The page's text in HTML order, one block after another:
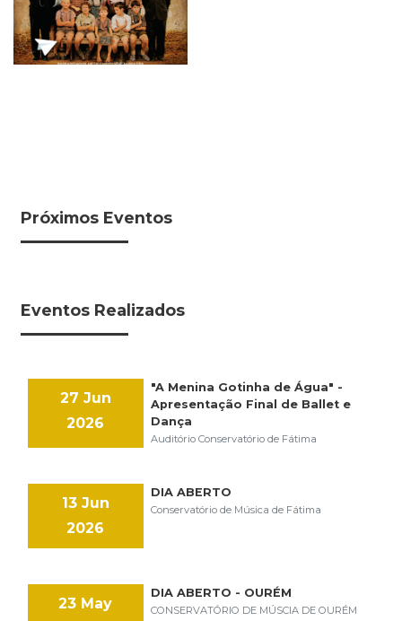
Próximos Eventos
Eventos Realizados
27 Jun
2026
"A Menina Gotinha de Água" -
Apresentação Final de Ballet e
Dança
Auditório Conservatório de Fátima
13 Jun
2026
DIA ABERTO
Conservatório de Música de Fátima
23 May
DIA ABERTO - OURÉM
CONSERVATÓRIO DE MÚSCIA DE OURÉM